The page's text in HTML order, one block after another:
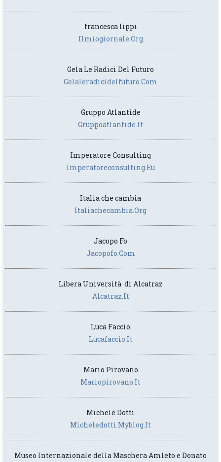
francesca lippi
Ilmiogiornale.org
Gela Le Radici Del Futuro
Gelaleradicidelfuturo.com
Gruppo Atlantide
Gruppoatlantide.it
Imperatore Consulting
Imperatoreconsulting.eu
Italia che cambia
Italiachecambia.org
Jacopo Fo
Jacopofo.com
Libera Università di Alcatraz
Alcatraz.it
Luca Faccio
Lucafaccio.it
Mario Pirovano
Mariopirovano.it
Michele Dotti
Micheledotti.myblog.it
Museo Internazionale della Maschera Amleto e Donato